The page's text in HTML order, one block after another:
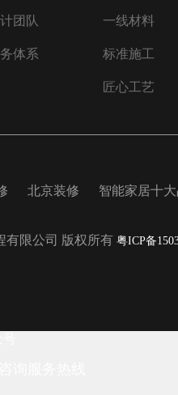
团队
体系
一线材料
标准施工
匠心工艺
北京装修 智能家居十
有限公司 版权所有 粤ICP备